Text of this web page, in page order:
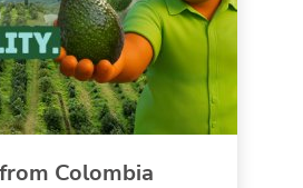
Colombia